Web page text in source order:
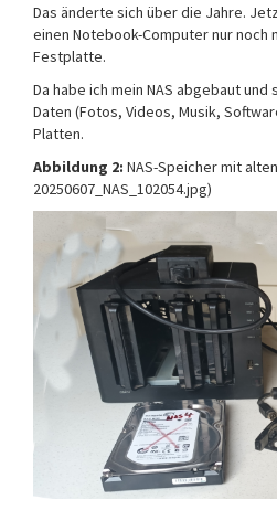
Das änderte sich über die Jahre.
einen Notebook-Computer nur noch
Festplatte.
Da habe ich mein NAS abgebaut
Daten (Fotos, Videos, Musik,
Platten.
Abbildung 2: NAS-Speicher mit
20250607_NAS_102054.jpg)